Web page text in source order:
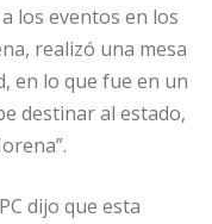
los eventos en los
realizó una mesa
en lo que fue en un
destinar al estado,
dijo que esta